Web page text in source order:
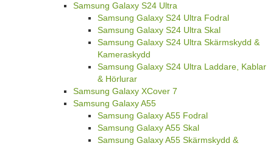
Samsung Galaxy S24 Ultra
Samsung Galaxy S24 Ultra Fodral
Samsung Galaxy S24 Ultra Skal
Samsung Galaxy S24 Ultra Skärmskydd &
Kameraskydd
Samsung Galaxy S24 Ultra Laddare, Kablar
& Hörlurar
Samsung Galaxy XCover 7
Samsung Galaxy A55
Samsung Galaxy A55 Fodral
Samsung Galaxy A55 Skal
Samsung Galaxy A55 Skärmskydd &